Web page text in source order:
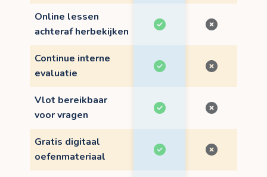
Online lessen
achteraf herbekijken
Continue interne
evaluatie
Vlot bereikbaar
voor vragen
Gratis digitaal
oefenmateriaal